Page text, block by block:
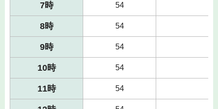
7時 54
8時 54
9時 54
10時 54
11時 54